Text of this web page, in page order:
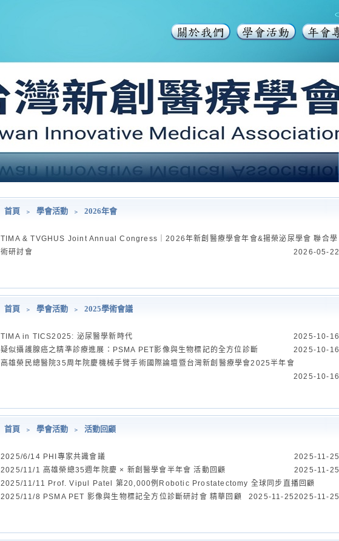
首頁 ﹥ 學會活動 ﹥ 2026年會
TIMA & TVGHUS Joint Annual Congress｜2026年新創醫療學會年會&揚榮泌尿學會 聯合學
術研討會
2026-05-22
首頁 ﹥ 學會活動 ﹥ 2025學術會議
TIMA in TICS2025: 泌尿醫學新時代
2025-10-16
疑似攝護腺癌之精準診療進展：PSMA PET影像與生物標記的全方位診斷
2025-10-16
高雄榮民總醫院35周年院慶機械手臂手術國際論壇暨台灣新創醫療學會2025半年會
2025-10-16
首頁 ﹥ 學會活動 ﹥ 活動回顧
2025/6/14 PHI專家共識會議
2025-11-25
2025/11/1 高雄榮總35週年院慶 × 新創醫學會半年會 活動回顧
2025-11-25
2025/11/11 Prof. Vipul Patel 第20,000例Robotic Prostatectomy 全球同步直播回顧
2025-11-25
2025/11/8 PSMA PET 影像與生物標記全方位診斷研討會 精華回顧 2025-11-25